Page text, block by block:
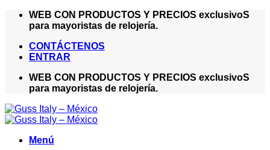
SaltarWEB CON PRODUCTOS Y PRECIOS exclusivoS
para mayoristas de relojería.
CONTÁCTENOS
ENTRAR
WEB CON PRODUCTOS Y PRECIOS exclusivoS
para mayoristas de relojería.
Menú